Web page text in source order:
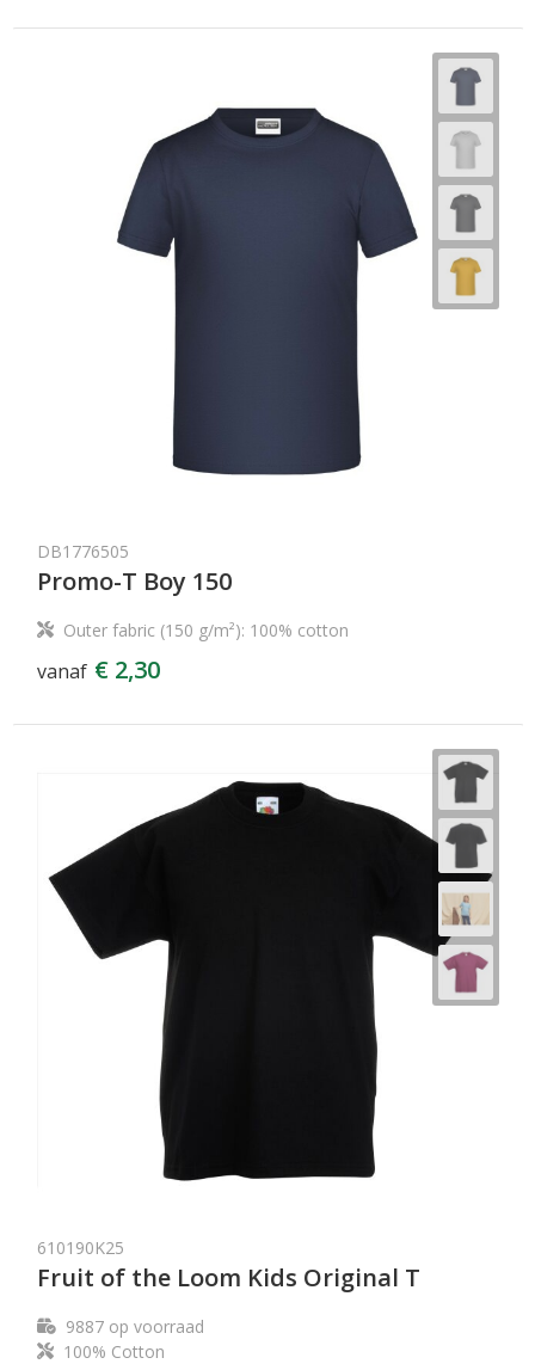
DB1776505
Promo-T Boy 150
Outer fabric (150 g/m²): 100% cotton
vanaf € 2,30
610190K25
Fruit of the Loom Kids Original T
9887op voorraad
100% Cotton